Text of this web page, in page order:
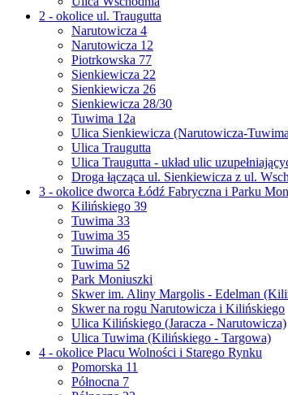
2 - okolice ul. Traugutta
Narutowicza 4
Narutowicza 12
Piotrkowska 77
Sienkiewicza 22
Sienkiewicza 26
Sienkiewicza 28/30
Tuwima 12a
Ulica Sienkiewicza (Narutowicza-
Ulica Traugutta
Ulica Traugutta - układ ulic
Droga łącząca ul. Sienkiewicza z ul.
3 - okolice dworca Łódź Fabryczna i Parku
Kilińskiego 39
Tuwima 33
Tuwima 35
Tuwima 46
Tuwima 52
Park Moniuszki
Skwer im. Aliny Margolis - Edelman
Skwer na rogu Narutowicza i Kilińskiego
Ulica Kilińskiego (Jaracza - Narutowicza)
Ulica Tuwima (Kilińskiego - Targowa)
4 - okolice Placu Wolności i Starego Rynku
Pomorska 11
Północna 7